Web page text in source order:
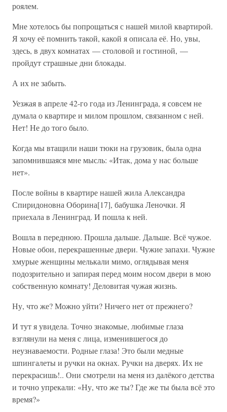
роялем.
Мне хотелось бы попрощаться с нашей милой квартирой.
Я хочу её помнить такой, какой я описала её. Но, увы,
здесь, в двух комнатах — столовой и гостиной, —
пройдут страшные дни блокады.
А их не забыть.
Уезжая в апреле 42-го года из Ленинграда, я совсем не
думала о квартире и милом прошлом, связанном с ней.
Нет! Не до того было.
Когда мы втащили наши тюки на грузовик, была одна
запомнившаяся мне мысль: «Итак, дома у нас больше
нет».
После войны в квартире нашей жила Александра
Спиридоновна Оборина[17], бабушка Леночки. Я
приехала в Ленинград. И пошла к ней.
Вошла в переднюю. Прошла дальше. Дальше. Всё чужое.
Новые обои, перекрашенные двери. Чужие запахи. Чужие
хмурые женщины мелькали мимо, оглядывая меня
подозрительно и запирая перед моим носом двери в мою
собственную комнату! Деловитая чужая жизнь.
Ну, что же? Можно уйти? Ничего нет от прежнего?
И тут я увидела. Точно знакомые, любимые глаза
взглянули на меня с лица, изменившегося до
неузнаваемости. Родные глаза! Это были медные
шпингалеты и ручки на окнах. Ручки на дверях. Их не
перекрасишь!.. Они смотрели на меня из далёкого детства
и точно упрекали: «Ну, что же ты? Где же ты была всё это
время?»